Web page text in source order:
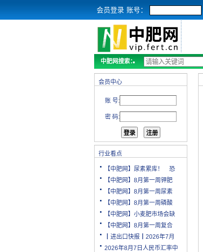
会员登录 账号：
中肥网搜索：
会员中心
账 号:
密 码:
行业看点
【中肥网】尿素累库！ 恐
【中肥网】8月第一周钾肥
【中肥网】8月第一周尿素
【中肥网】8月第一周磷酸
【中肥网】小麦肥市场会缺
【中肥网】8月第一周复合
┃进出口快报┃2026年7月
2026年8月7日人民币汇率中